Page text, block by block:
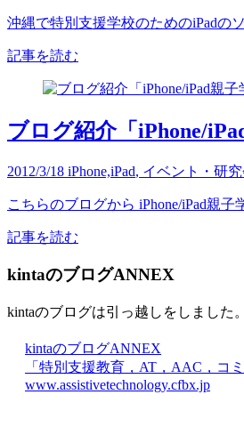
沖縄で特別支援学校のためのiPadの
記事を読む
ブログ紹介「iPhone/
2012/3/18 iPhone,iPad, イベント・研
こちらのブログから iPhone/iPad親
記事を読む
kintaのブログANNEX
kintaのブログは引っ越しをしました
kintaのブログANNEX
「特別支援教育，AT，AAC，コ
www.assistivetechnology.cfbx.jp